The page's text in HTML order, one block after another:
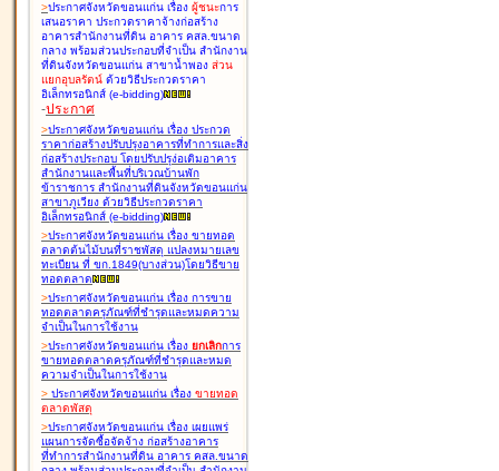
>ประกาศจังหวัดขอนแก่น เรื่อง ผู้ชนะการ
เสนอราคา ประกวดราคาจ้างก่อสร้าง
อาคารสำนักงานที่ดิน อาคาร คสล.ขนาด
กลาง พร้อมส่วนประกอบที่จำเป็น สำนักงาน
ที่ดินจังหวัดขอนแก่น สาขาน้ำพอง ส่วน
แยกอุบลรัตน์ ด้วยวิธีประกวดราคา
อิเล็กทรอนิกส์ (e-bidding)
-ประกาศ
>ประกาศจังหวัดขอนแก่น เรื่อง ประกวด
ราคาก่อสร้างปรับปรุงอาคารที่ทำการและสิ่ง
ก่อสร้างประกอบ โดยปรับปรุง่อเติมอาคาร
สำนักงานและพื้นที่บริเวณบ้านพัก
ข้าราชการ สำนักงานที่ดินจังหวัดขอนแก่น
สาขาภูเวียง ด้วยวิธีประกวดราคา
อิเล็กทรอนิกส์ (e-bidding)
>ประกาศจังหวัดขอนแก่น เรื่อง ขายทอด
ตลาดต้นไม้บนที่ราชพัสดุ แปลงหมายเลข
ทะเบียน ที่ ขก.1849(บางส่วน)โดยวิธีขาย
ทอดตลาด
>ประกาศจังหวัดขอนแก่น เรื่อง การขาย
ทอดตลาดครุภัณฑ์ที่ชำรุดและหมดความ
จำเป็นในการใช้งาน
>ประกาศจังหวัดขอนแก่น เรื่อง ยกเลิกการ
ขายทอดตลาดครุภัณฑ์ที่ชำรุดและหมด
ความจำเป็นในการใช้งาน
> ประกาศจังหวัดขอนแก่น เรื่อง ขายทอด
ตลาดพัสดุ
>ประกาศจังหวัดขอนแก่น เรื่อง เผยแพร่
แผนการจัดซื้อจัดจ้าง ก่อสร้างอาคาร
ที่ทำการสำนักงานที่ดิน อาคาร คสล.ขนาด